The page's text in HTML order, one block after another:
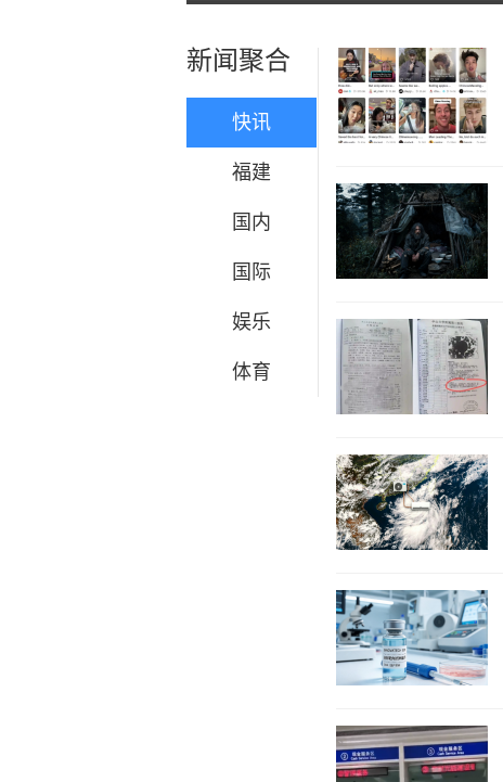
新闻聚合
快讯
福建
国内
国际
娱乐
体育